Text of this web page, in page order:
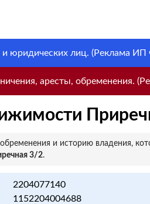
и юридических лиц. (Реклама
аресты, обременения.
и историю владения,
3/2.
2204077140
1152204004688